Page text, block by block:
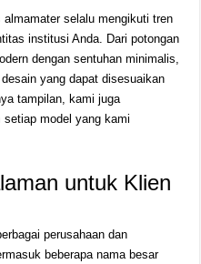
selalu mengikuti tren
institusi Anda. Dari potongan
dengan sentuhan minimalis,
yang dapat disesuaikan
tampilan, kami juga
setiap model yang kami
untuk Klien
perusahaan dan
beberapa nama besar